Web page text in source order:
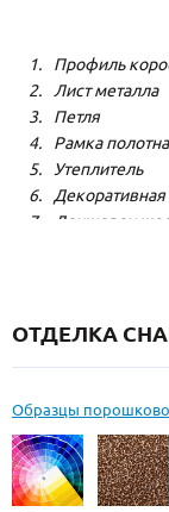
Профиль
Лист металла
Петля
Рамка полотна
Утеплитель
Декоративная
Лонжерон
ОТДЕЛКА
Образцы